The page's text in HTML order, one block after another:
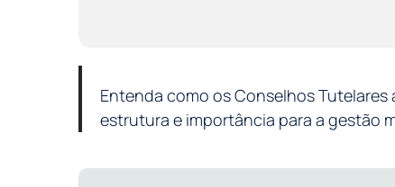
Entenda como os Conselhos
estrutura e importância para a gestão